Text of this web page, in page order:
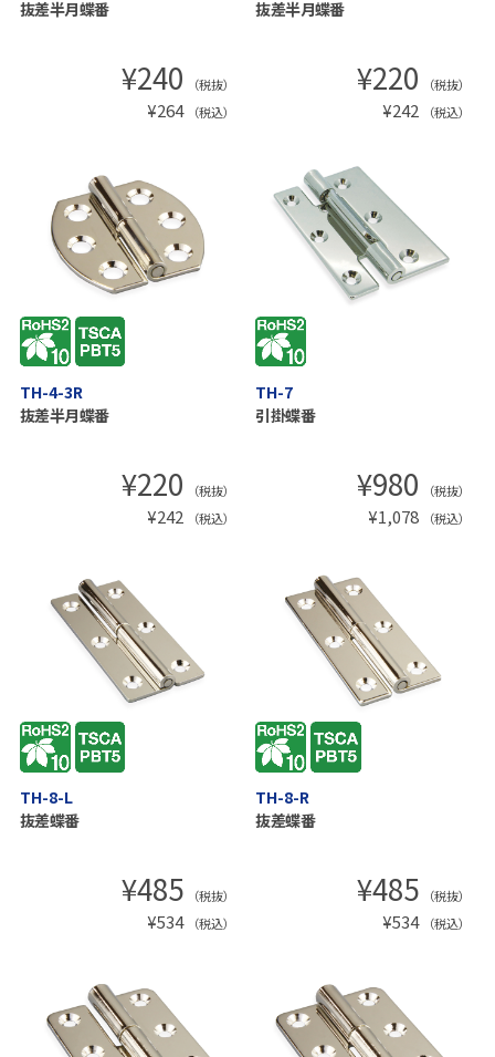
抜差半月蝶番
¥240 （税抜）
¥264 （税込）
抜差半月蝶番
¥220 （税抜）
¥242 （税込）
TH-4-3R
抜差半月蝶番
¥220 （税抜）
¥242 （税込）
TH-7
引掛蝶番
¥980 （税抜）
¥1,078 （税込）
TH-8-L
抜差蝶番
¥485 （税抜）
¥534 （税込）
TH-8-R
抜差蝶番
¥485 （税抜）
¥534 （税込）